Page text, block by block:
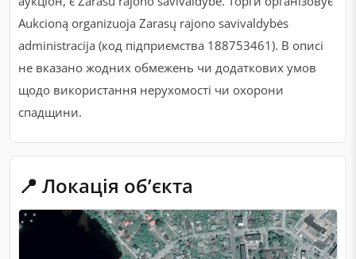
Aukcioną organizuoja Zarasų rajono savivaldybės
administracija (код підприємства 188753461). В описі
не вказано жодних обмежень чи додаткових умов
щодо використання нерухомості чи охорони
спадщини.
📍 Локація обʼєкта